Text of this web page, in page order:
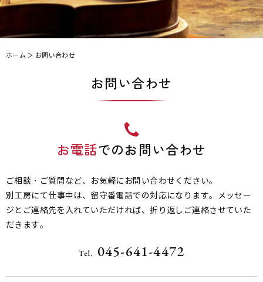
ホーム ＞ お問い合わせ
お問い合わせ
お電話でのお問い合わせ
ご相談・ご質問など、お気軽にお問い合わせください。
別工房にて仕事中は、留守番電話での対応になります。メッセー
ジとご連絡先を入れていただければ、折り返しご連絡させていた
だきます。
Tel. 045-641-4472